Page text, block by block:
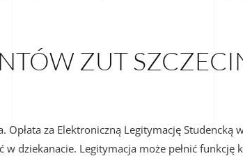
ZUT
za Elektroniczną Legitymację Studencką
dziekanacie. Legitymacja może pełnić